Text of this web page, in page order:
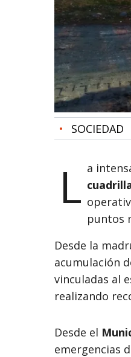
• SOCIEDAD
L a
puntos
Desde la
acumulación
vinculadas al
realizando
Desde el
emergencias